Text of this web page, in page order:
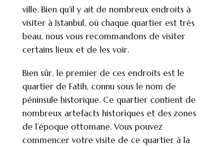
ville. Bien qu’il y ait de nombreux endroits à
visiter à Istanbul, où chaque quartier est très
beau, nous vous recommandons de visiter
certains lieux et de les voir.
Bien sûr, le premier de ces endroits est le
quartier de Fatih, connu sous le nom de
péninsule historique. Ce quartier contient de
nombreux artefacts historiques et des zones
de l’époque ottomane. Vous pouvez
commencer votre visite de ce quartier à la